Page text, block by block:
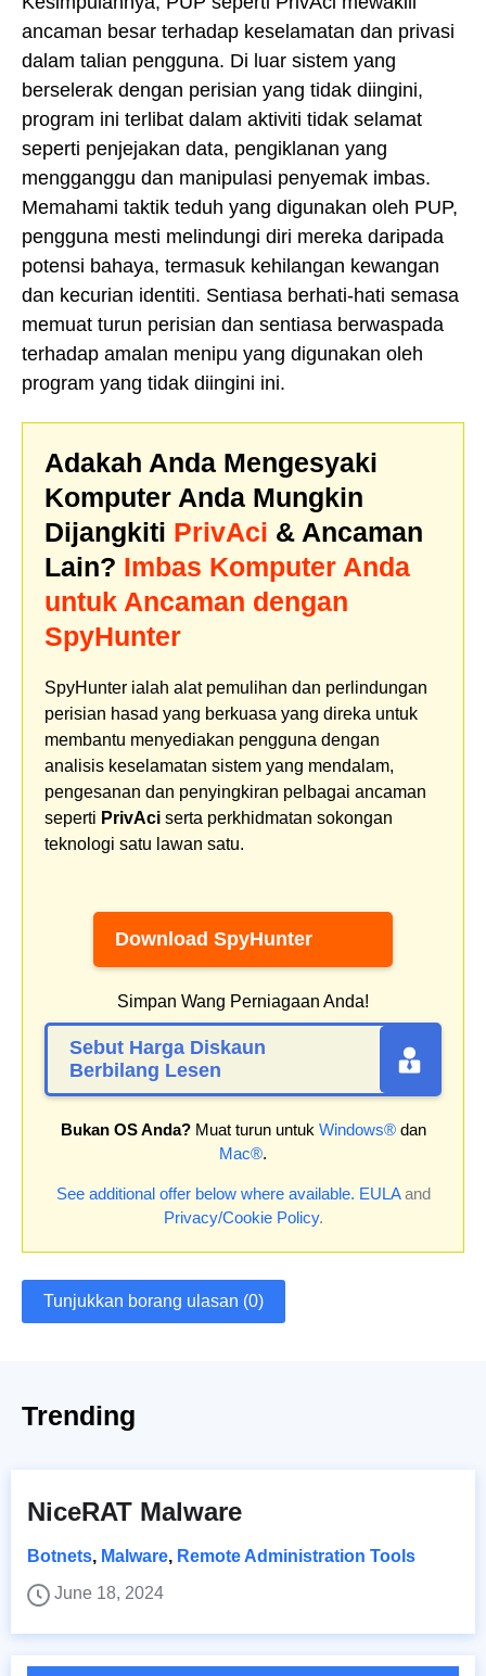
ancaman besar terhadap keselamatan dan privasi
dalam talian pengguna. Di luar sistem yang
berselerak dengan perisian yang tidak diingini,
program ini terlibat dalam aktiviti tidak selamat
seperti penjejakan data, pengiklanan yang
mengganggu dan manipulasi penyemak imbas.
Memahami taktik teduh yang digunakan oleh PUP,
pengguna mesti melindungi diri mereka daripada
potensi bahaya, termasuk kehilangan kewangan
dan kecurian identiti. Sentiasa berhati-hati semasa
memuat turun perisian dan sentiasa berwaspada
terhadap amalan menipu yang digunakan oleh
program yang tidak diingini ini.
Adakah Anda Mengesyaki
Komputer Anda Mungkin
Dijangkiti PrivAci & Ancaman
Lain? Imbas Komputer Anda
untuk Ancaman dengan
SpyHunter
SpyHunter ialah alat pemulihan dan perlindungan
perisian hasad yang berkuasa yang direka untuk
membantu menyediakan pengguna dengan
analisis keselamatan sistem yang mendalam,
pengesanan dan penyingkiran pelbagai ancaman
seperti PrivAci serta perkhidmatan sokongan
teknologi satu lawan satu.
Download SpyHunter
Simpan Wang Perniagaan Anda!
Sebut Harga Diskaun
Berbilang Lesen
Bukan OS Anda?Muat turun untuk Windows®dan
Mac®.
See additional offer below where available. EULAand
Privacy/Cookie Policy.
Tunjukkan borang ulasan (0)
Trending
NiceRAT Malware
Botnets, Malware, Remote Administration Tools
June 18, 2024